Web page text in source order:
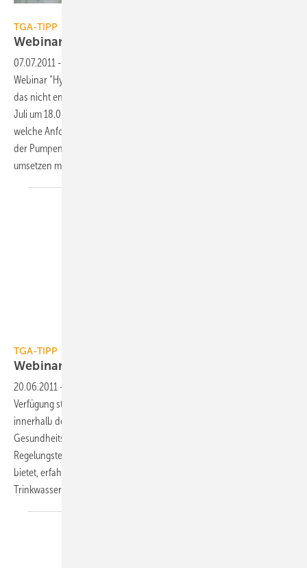
TGA-TIPP
Webinar: Hygiene in
07.07.2011 -
Webinar “Hygiene in Trinkwasseranlagen“ begeistert. Lassen Sie sich
das nicht entgehen: Erfahren Sie beim Wiederholungstermin am 21.
Juli um 18.00 Uhr — ohne Reisezeit, live und kostenlos an Ihrem PC —
welche Anforderungen des DVGW-Arbeitsblatts W 551 Sie bezüglich
der Pumpen- und Regelungstechnik in der Trinkwasser-Installation
umsetzen müssen.
TGA-TIPP
Webinar: Hygiene in
20.06.2011 -
Verfügung stellt, ist nicht steril. Enthaltene Organismen können sich
innerhalb der Trinkwasser-Installation vermehren und ein
Gesundheitsrisiko darstellen. Welchen Beitrag die Pumpen- und
Regelungstechnik zu den Vorgaben des DVGW-Arbeitsblatts W 551
bietet, erfahren Sie im kostenlosen Gentner-Webinar “Hygiene in
Trinkwasseranlagen“.